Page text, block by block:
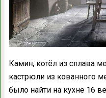
Камин, котёл из сплава
кастрюли из кованного
было найти на кухне 16